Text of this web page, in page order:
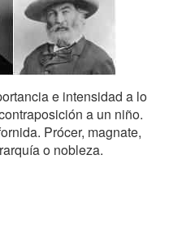
e intensidad a lo
a un niño.
Prócer, magnate,
o nobleza.